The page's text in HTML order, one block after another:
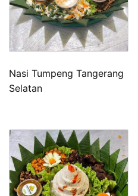
Nasi Tumpeng Tangerang
Selatan